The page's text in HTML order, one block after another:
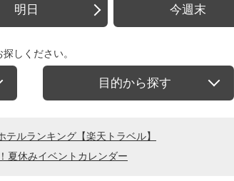
明日 今週末
しください。
目的から探す
ルランキング【楽天トラベル】
夏休みイベントカレンダー